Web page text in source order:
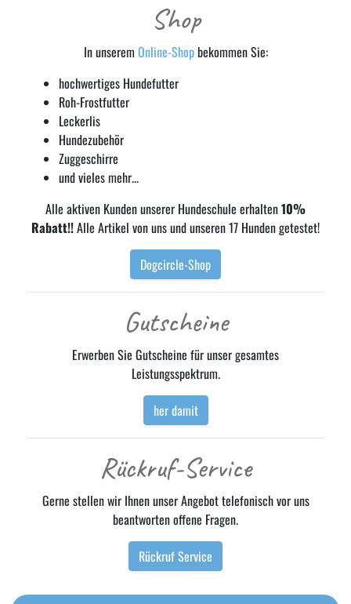
Shop
In unserem Online-Shopbekommen Sie:
hochwertiges Hundefutter
Roh-Frostfutter
Leckerlis
Hundezubehör
Zuggeschirre
und vieles mehr...
Alle aktiven Kunden unserer Hundeschule erhalten10%
Rabatt!!Alle Artikel von uns und unseren 17 Hunden getestet!
Dogcircle-Shop
Gutscheine
Erwerben Sie Gutscheine für unser gesamtes
Leistungsspektrum.
her damit
Rückruf-Service
Gerne stellen wir Ihnen unser Angebot telefonisch vor uns
beantworten offene Fragen.
Rückruf Service